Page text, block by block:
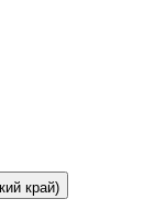
край)